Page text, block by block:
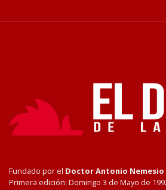
Fundado por el Doctor Antonio Nemesio
Primera edición: Domingo 3 de Mayo de